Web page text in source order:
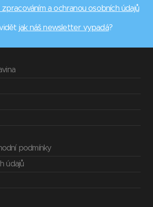
zpracováním a ochranou osobních údajů
jak náš newsletter vypadá?
podmínky
údajů